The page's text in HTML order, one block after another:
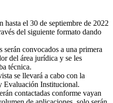
hasta el 30 de septiembre de 2022
del siguiente formato dando
serán convocados a una primera
del área jurídica y se les
técnica.
se llevará a cabo con la
Evaluación Institucional.
contactadas conforme vayan